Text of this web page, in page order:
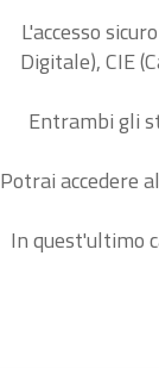
L'accesso
Digitale), CIE
Entrambi gli
Potrai accedere
In quest'ultimo